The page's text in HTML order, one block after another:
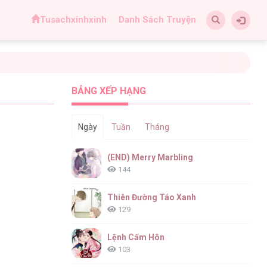
Tusachxinhxinh Danh Sách Truyện
BẢNG XẾP HẠNG
Ngày Tuần Tháng
(END) Merry Marbling
144
Thiên Đường Táo Xanh
129
Lệnh Cấm Hôn
103